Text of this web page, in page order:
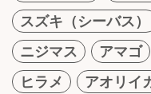
スズキ（シーバス）
ニジマス
アマゴ
ヒラメ
アオリイ